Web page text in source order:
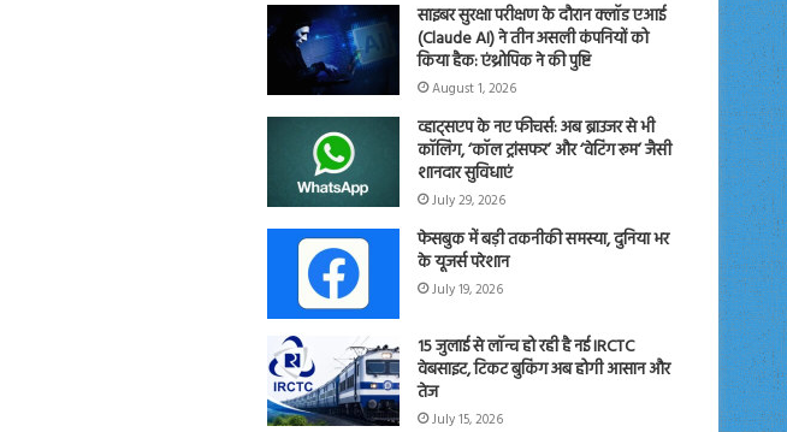
साइबर सुरक्षा परीक्षण के दौरान क्लॉड एआई
(Claude AI) ने तीन असली कंपनियों को
किया हैक: एंथ्रोपिक ने की पुष्टि
August 1, 2026
व्हाट्सएप के नए फीचर्स: अब ब्राउजर से भी
कॉलिंग, ‘कॉल ट्रांसफर’ और ‘वेटिंग रूम’ जैसी
शानदार सुविधाएं
July 29, 2026
फेसबुक में बड़ी तकनीकी समस्या, दुनिया भर
के यूजर्स परेशान
July 19, 2026
15 जुलाई से लॉन्च हो रही है नई IRCTC
वेबसाइट, टिकट बुकिंग अब होगी आसान और
तेज
July 15, 2026